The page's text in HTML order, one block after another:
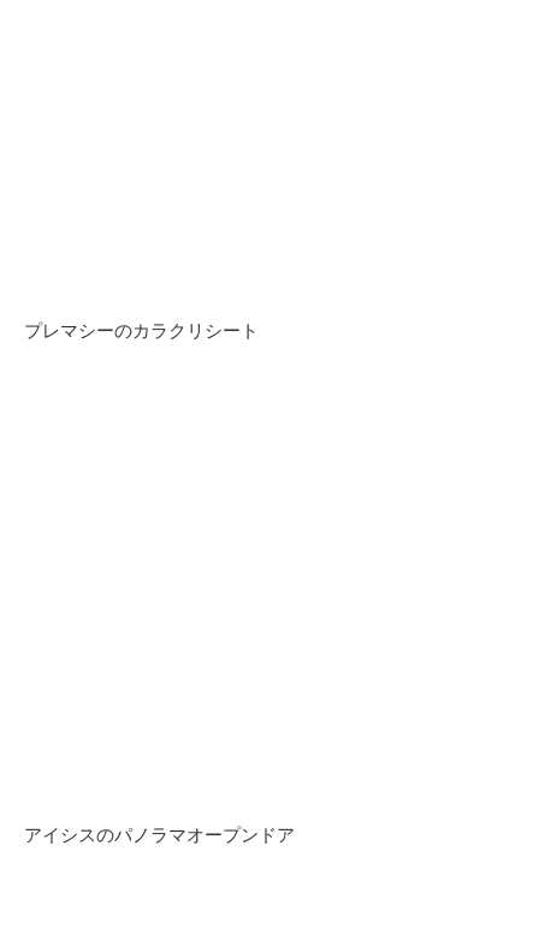
プレマシーのカラクリシート
アイシスのパノラマオープンドア